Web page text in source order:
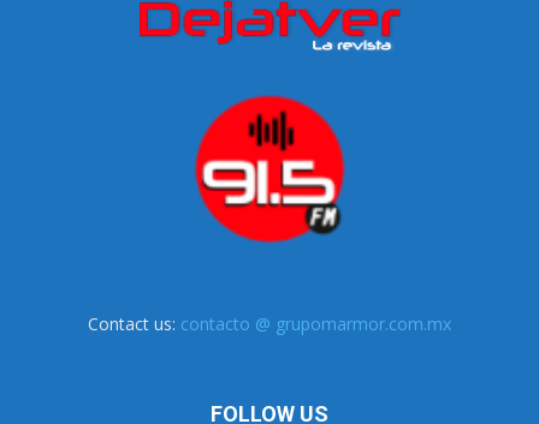
Contact us: contacto @ grupomarmor.com.mx
FOLLOW US